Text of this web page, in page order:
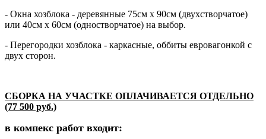
- Окна хозблока - деревянные 75см х 90см (двухстворчатое)
или 40см х 60см (одностворчатое) на выбор.
- Перегородки хозблока - каркасные, оббиты евровагонкой с
двух сторон.
СБОРКА НА УЧАСТКЕ ОПЛАЧИВАЕТСЯ ОТДЕЛЬНО
(77 500 руб.)
в компекс работ входит: